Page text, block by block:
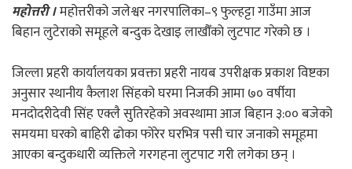
महोत्तरी ।महोत्तरीको जलेश्वर नगरपालिका–९ फुल्हट्टा गाउँमा आज
बिहान लुटेराको समूहले बन्दुक देखाइ लाखौँको लुटपाट गरेको छ ।
जिल्ला प्रहरी कार्यालयका प्रवक्ता प्रहरी नायब उपरीक्षक प्रकाश विष्टका
अनुसार स्थानीय कैलाश सिंहको घरमा निजकी आमा ७० वर्षीया
मनदोदरीदेवी सिंह एक्लै सुतिरहेको अवस्थामा आज बिहान ३:०० बजेको
समयमा घरको बाहिरी ढोका फोरेर घरभित्र पसी चार जनाको समूहमा
आएका बन्दुकधारी व्यक्तिले गरगहना लुटपाट गरी लगेका छन् ।